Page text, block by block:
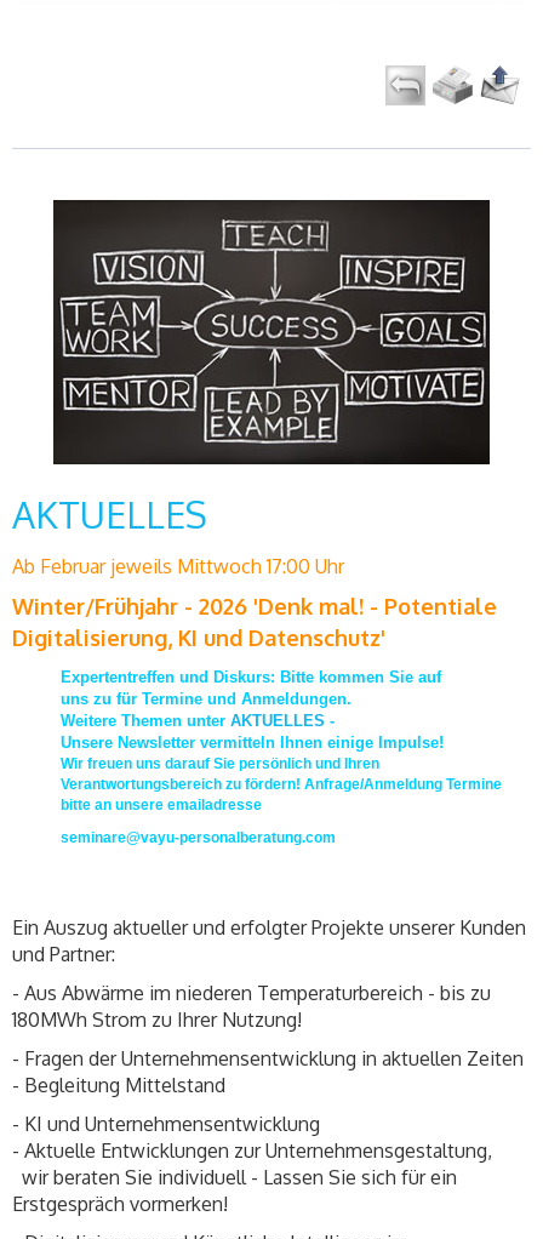
AKTUELLES
Ab Februar jeweils Mittwoch 17:00 Uhr
Winter/Frühjahr - 2026 'Denk mal! - Potentiale
Digitalisierung, KI und Datenschutz'
Expertentreffen und Diskurs: Bitte kommen Sie auf
uns zu für Termine und Anmeldungen.
Weitere Themen unter AKTUELLES -
Unsere Newsletter vermitteln Ihnen einige Impulse!
Wir freuen uns darauf Sie persönlich und Ihren
Verantwortungsbereich zu fördern! Anfrage/Anmeldung Termine
bitte an unsere emailadresse
seminare@vayu-personalberatung.com
Ein Auszug aktueller und erfolgter Projekte unserer Kunden
und Partner:
- Aus Abwärme im niederen Temperaturbereich - bis zu
180MWh Strom zu Ihrer Nutzung!
- Fragen der Unternehmensentwicklung in aktuellen Zeiten
- Begleitung Mittelstand
- KI und Unternehmensentwicklung
- Aktuelle Entwicklungen zur Unternehmensgestaltung,
wir beraten Sie individuell - Lassen Sie sich für ein
Erstgespräch vormerken!